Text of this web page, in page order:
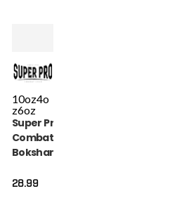
10oz4o
z6oz
Super Pro
Combat Gear
Bokshandschoen
28.99